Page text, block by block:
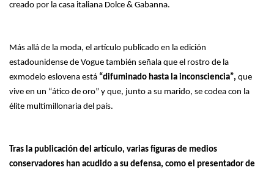
creado por la casa italiana Dolce & Gabanna.
Más allá de la moda, el artículo publicado en la edición
estadounidense de Vogue también señala que el rostro de la
exmodelo eslovena está “difuminado hasta la inconsciencia”, que
vive en un “ático de oro” y que, junto a su marido, se codea con la
élite multimillonaria del país.
Tras la publicación del artículo, varias figuras de medios
conservadores han acudido a su defensa, como el presentador de